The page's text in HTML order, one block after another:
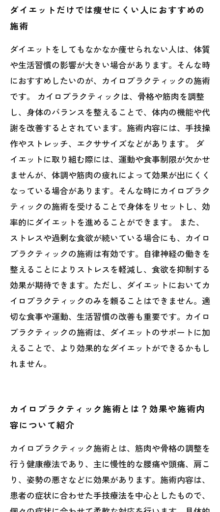
ダイエットだけでは痩せにくい人におすすめの
施術
ダイエットをしてもなかなか痩せられない人は、体質
や生活習慣の影響が大きい場合があります。そんな時
におすすめしたいのが、カイロプラクティックの施術
です。 カイロプラクティックは、骨格や筋肉を調整
し、身体のバランスを整えることで、体内の機能や代
謝を改善するとされています。施術内容には、手技操
作やストレッチ、エクササイズなどがあります。 ダ
イエットに取り組む際には、運動や食事制限が欠かせ
ませんが、体調や筋肉の疲れによって効果が出にくく
なっている場合があります。そんな時にカイロプラク
ティックの施術を受けることで身体をリセットし、効
率的にダイエットを進めることができます。 また、
ストレスや過剰な食欲が続いている場合にも、カイロ
プラクティックの施術は有効です。自律神経の働きを
整えることによりストレスを軽減し、食欲を抑制する
効果が期待できます。ただし、ダイエットにおいてカ
イロプラクティックのみを頼ることはできません。適
切な食事や運動、生活習慣の改善も重要です。カイロ
プラクティックの施術は、ダイエットのサポートに加
えることで、より効果的なダイエットができるかもし
れません。
カイロプラクティック施術とは？効果や施術内
容について紹介
カイロプラクティック施術とは、筋肉や骨格の調整を
行う健康療法であり、主に慢性的な腰痛や頭痛、肩こ
り、姿勢の悪さなどに効果があります。施術内容は、
患者の症状に合わせた手技療法を中心としたもので、